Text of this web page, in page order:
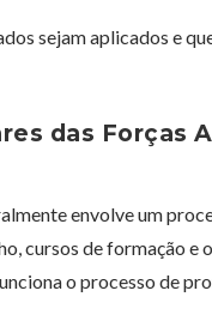
sejam aplicados e
das Forças
envolve um
cursos de formação e
o processo de